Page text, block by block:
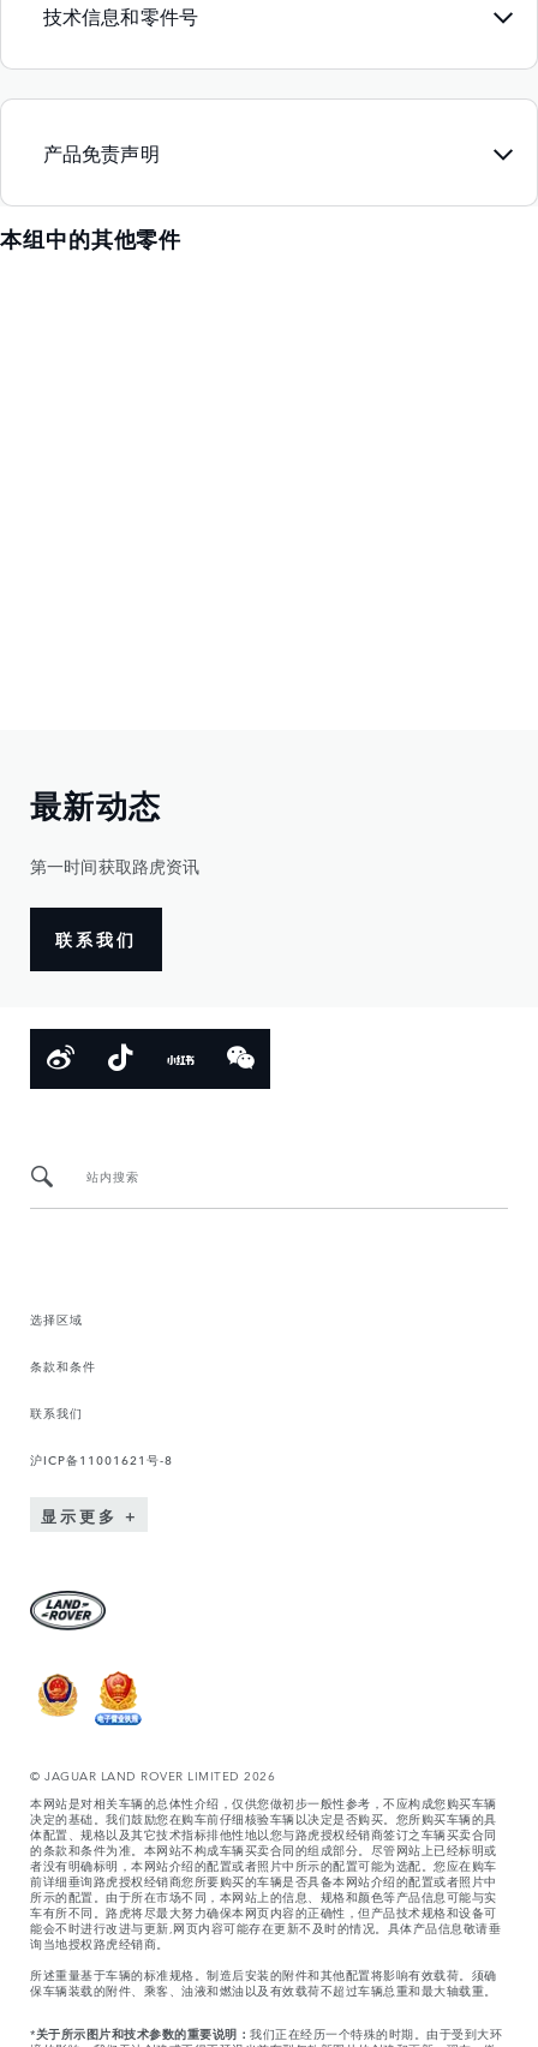
技术信息和零件号
产品免责声明
本组中的其他零件
最新动态
第一时间获取路虎资讯
联系我们
站内搜索
选择区域
条款和条件
联系我们
沪ICP备11001621号-8
显示更多
© JAGUAR LAND ROVER LIMITED 2026
本网站是对相关车辆的总体性介绍，仅供您做初步一般性参考，不应构成您购买车辆
决定的基础。我们鼓励您在购车前仔细核验车辆以决定是否购买。您所购买车辆的具
体配置、规格以及其它技术指标排他性地以您与路虎授权经销商签订之车辆买卖合同
的条款和条件为准。本网站不构成车辆买卖合同的组成部分。尽管网站上已经标明或
者没有明确标明，本网站介绍的配置或者照片中所示的配置可能为选配。您应在购车
前详细垂询路虎授权经销商您所要购买的车辆是否具备本网站介绍的配置或者照片中
所示的配置。由于所在市场不同，本网站上的信息、规格和颜色等产品信息可能与实
车有所不同。路虎将尽最大努力确保本网页内容的正确性，但产品技术规格和设备可
能会不时进行改进与更新,网页内容可能存在更新不及时的情况。具体产品信息敬请垂
询当地授权路虎经销商。
所述重量基于车辆的标准规格。制造后安装的附件和其他配置将影响有效载荷。须确
保车辆装载的附件、乘客、油液和燃油以及有效载荷不超过车辆总重和最大轴载重。
*关于所示图片和技术参数的重要说明： 我们正在经历一个特殊的时期。由于受到大环